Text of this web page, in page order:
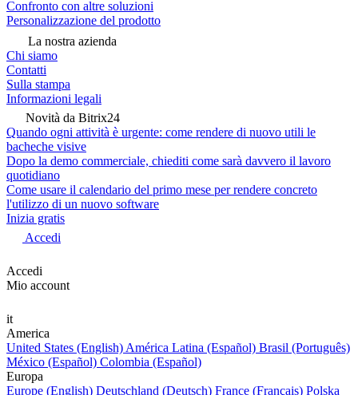
Confronto con altre soluzioni
Personalizzazione del prodotto
La nostra azienda
Chi siamo
Contatti
Sulla stampa
Informazioni legali
Novità da Bitrix24
Quando ogni attività è urgente: come rendere di nuovo utili le
bacheche visive
Dopo la demo commerciale, chiediti come sarà davvero il lavoro
quotidiano
Come usare il calendario del primo mese per rendere concreto
l'utilizzo di un nuovo software
Inizia gratis
Accedi
Accedi
Mio account
it
America
United States (English) América Latina (Español) Brasil (Português)
México (Español) Colombia (Español)
Europa
Europe (English) Deutschland (Deutsch) France (Français) Polska